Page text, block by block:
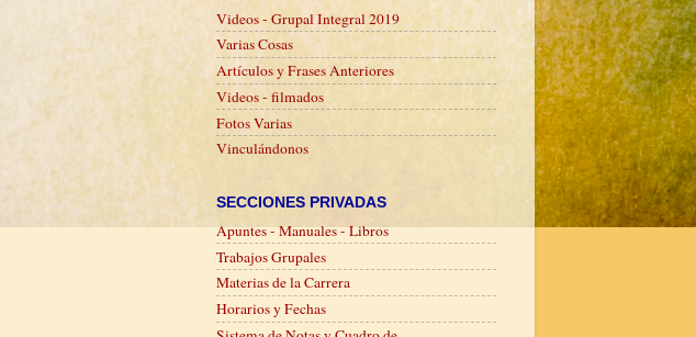
Videos - Grupal Integral 2019
Varias Cosas
Artículos y Frases Anteriores
Videos - filmados
Fotos Varias
Vinculándonos
SECCIONES PRIVADAS
Apuntes - Manuales - Libros
Trabajos Grupales
Materias de la Carrera
Horarios y Fechas